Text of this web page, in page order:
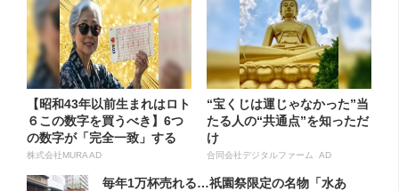
【昭和43年以前生まれはロト
６この数字を買うべき】6つ
の数字が「完全一致」する
方...
株式会社MURA AD
“宝くじは運じゃなかった”当
たる人の“共通点”を知っただ
け
合同会社デジタルファーム AD
毎年1万杯売れる…祇園祭限定の名物「水あ